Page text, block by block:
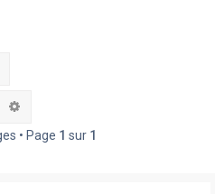
• Page 1 sur 1